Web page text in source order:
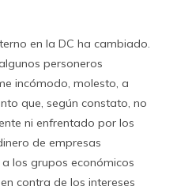
en la DC ha cambiado.
personeros
incómodo, molesto, a
que, según constato, no
ni enfrentado por los
de empresas
los grupos económicos
contra de los intereses